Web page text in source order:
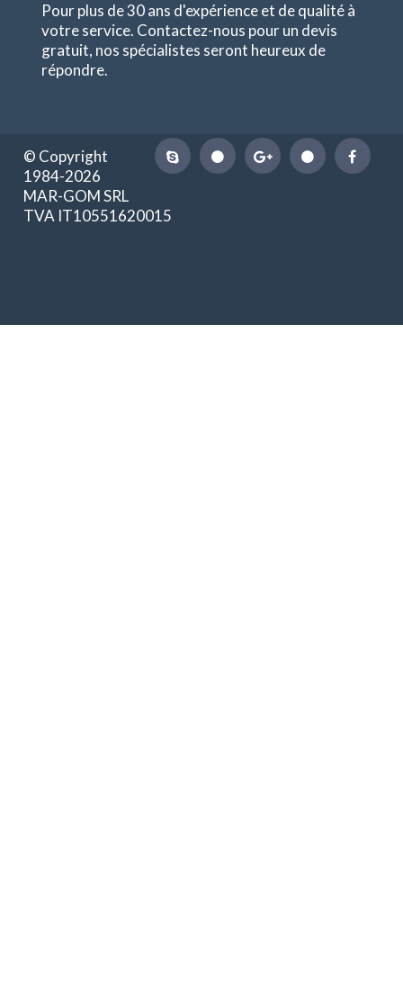
Pour plus de 30 ans d'expérience et de qualité à
votre service. Contactez-nous pour un devis
gratuit, nos spécialistes seront heureux de
répondre.
© Copyright
1984-2026
MAR-GOM SRL
TVA IT10551620015